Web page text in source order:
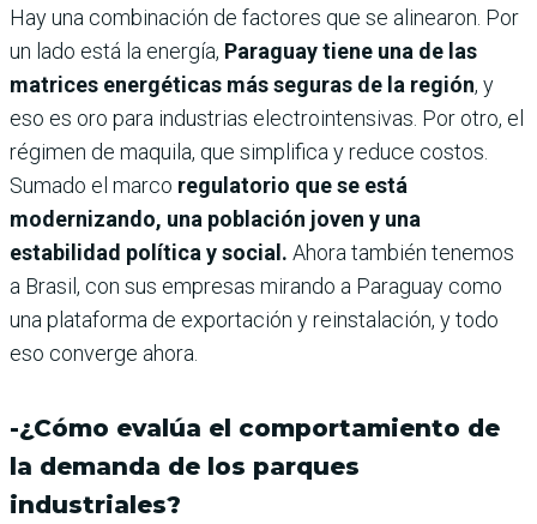
Hay una combinación de factores que se alinearon. Por
un lado está la energía, Paraguay tiene una de las
matrices energéticas más seguras de la región, y
eso es oro para industrias electrointensivas. Por otro, el
régimen de maquila, que simplifica y reduce costos.
Sumado el marco regulatorio que se está
modernizando, una población joven y una
estabilidad política y social. Ahora también tenemos
a Brasil, con sus empresas mirando a Paraguay como
una plataforma de exportación y reinstalación, y todo
eso converge ahora.
-¿Cómo evalúa el comportamiento de
la demanda de los parques
industriales?